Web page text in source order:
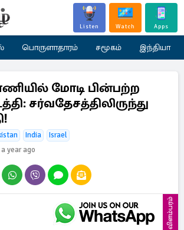
Listen Watch Apps
பொருளாதாரம் சமூகம் இந்தியா
மோடி பின்பற்ற
சர்வதேசத்திலிருந்து
India
Israel
a year ago
விளம்பரம்